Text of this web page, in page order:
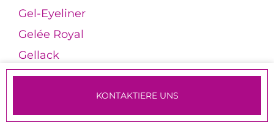
Gel-Eyeliner
Gelée Royal
Gellack
Gelmaske
Gesichtsbürsten
GesichtsdampfbadTERMINE & ANMELDUNG
KONTAKTIERE UNS